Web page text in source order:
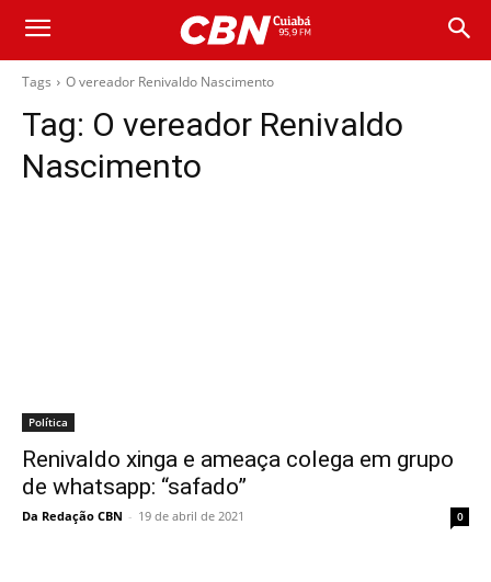
Tags O vereador Renivaldo Nascimento
Tag: O vereador Renivaldo
Nascimento
Política
Renivaldo xinga e ameaça colega em grupo
de whatsapp: “safado”
Da Redação CBN - 19 de abril de 2021 0